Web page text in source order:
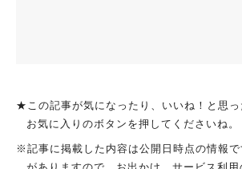
★この記事が気になったり、いいね！と思
お気に入りのボタンを押してくださいね。
※記事に掲載した内容は公開日時点の情報